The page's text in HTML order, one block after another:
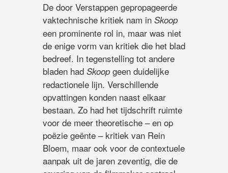
De door Verstappen gepropageerde
vaktechnische kritiek nam in Skoop
een prominente rol in, maar was niet
de enige vorm van kritiek die het blad
bedreef. In tegenstelling tot andere
bladen had Skoop geen duidelijke
redactionele lijn. Verschillende
opvattingen konden naast elkaar
bestaan. Zo had het tijdschrift ruimte
voor de meer theoretische – en op
poëzie geënte – kritiek van Rein
Bloem, maar ook voor de contextuele
aanpak uit de jaren zeventig, die de